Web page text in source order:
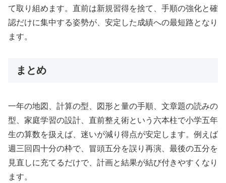
て取り組めます。直前は新規習得を捨て、手順の強化と確
認だけに集中する姿勢が、安定した成績への最短路となり
ます。
まとめ
一年の地図、計算の型、図形と量の手順、文章題の読みの
型、家庭学習の設計、直前整え術という六本柱で小学五年
生の算数を扱えば、迷いが減り得点が安定します。例えば
週三回四十分の枠で、冒頭五分を誤り再演、最後の五分を
見直しに充てるだけで、計画と結果が結び付きやすくなり
ます。